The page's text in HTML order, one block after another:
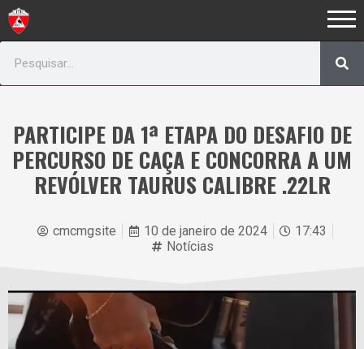
PARTICIPE DA 1ª ETAPA DO DESAFIO DE
PERCURSO DE CAÇA E CONCORRA A UM
REVÓLVER TAURUS CALIBRE .22LR
cmcmgsite 10 de janeiro de 2024
17:43
Notícias